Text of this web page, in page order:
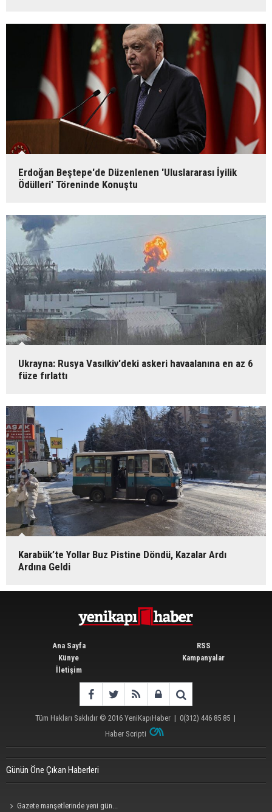
Erdoğan Beştepe'de Düzenlenen 'Uluslararası İyilik
Ödülleri' Töreninde Konuştu
Ukrayna: Rusya Vasılkiv'deki askeri havaalanına en az 6
füze fırlattı
Karabük’te Yollar Buz Pistine Döndü, Kazalar Ardı
Ardına Geldi
Ana Sayfa
Künye
İletişim
RSS
Kampanyalar
Tüm Hakları Saklıdır © 2016 YeniKapıHaber| 0(312) 446 85 85|
Haber Scripti
Günün Öne Çıkan Haberleri
Gazete manşetlerinde yeni gün...